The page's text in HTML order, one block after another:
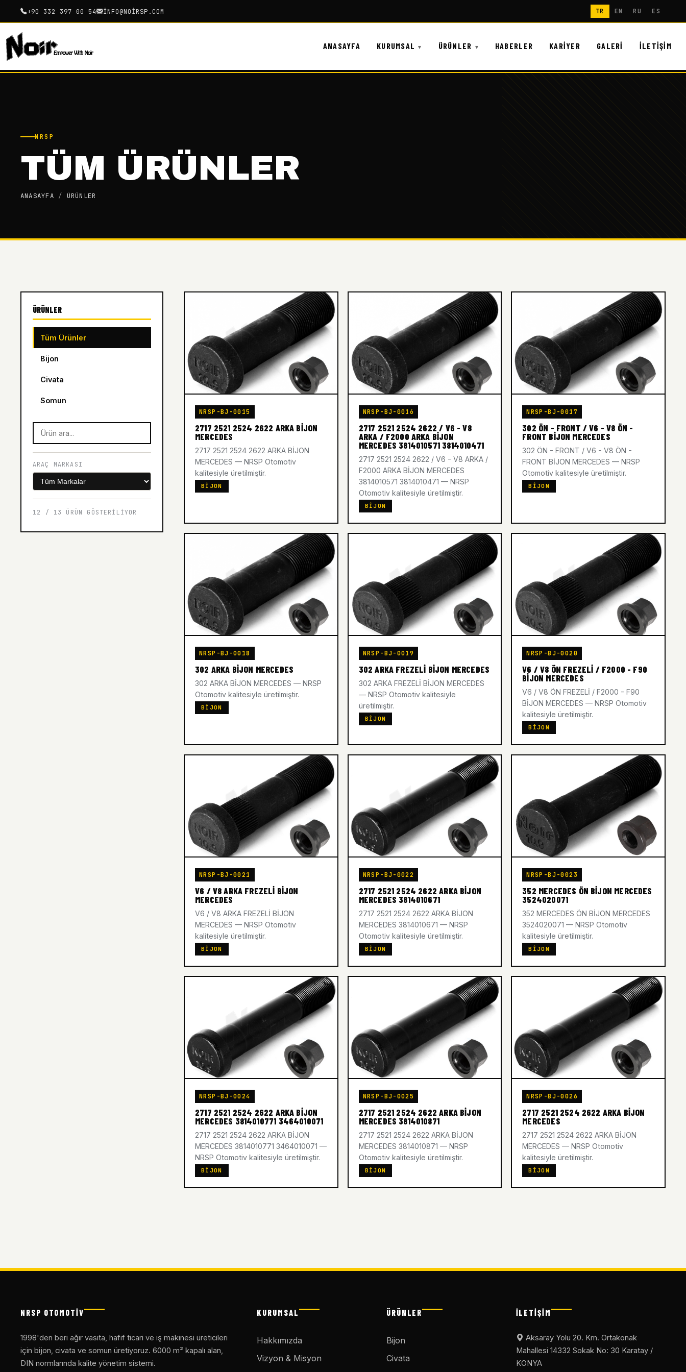
+90 332 397 00 54 INFO@NOIRSP.COM TR EN RU ES
ANASAYFA KURUMSAL ÜRÜNLER HABERLER KARIYER GALERI İLETIŞIM
NRSP
TÜM ÜRÜNLER
ANASAYFA / ÜRÜNLER
ÜRÜNLER
Tüm Ürünler
Bijon
Civata
Somun
ARAÇ MARKASI
12 / 13 ÜRÜN GÖSTERILIYOR
NRSP-BJ-0015
2717 2521 2524 2622 ARKA BİJON
MERCEDES
2717 2521 2524 2622 ARKA BİJON
MERCEDES — NRSP Otomotiv
kalitesiyle üretilmiştir.
BIJON
NRSP-BJ-0016
2717 2521 2524 2622 / V6 - V8
ARKA / F2000 ARKA BİJON
MERCEDES 3814010571 3814010471
2717 2521 2524 2622 / V6 - V8 ARKA /
F2000 ARKA BİJON MERCEDES
3814010571 3814010471 — NRSP
Otomotiv kalitesiyle üretilmiştir.
BIJON
NRSP-BJ-0017
302 ÖN - FRONT / V6 - V8 ÖN -
FRONT BİJON MERCEDES
302 ÖN - FRONT / V6 - V8 ÖN -
FRONT BİJON MERCEDES — NRSP
Otomotiv kalitesiyle üretilmiştir.
BIJON
NRSP-BJ-0018
302 ARKA BİJON MERCEDES
302 ARKA BİJON MERCEDES — NRSP
Otomotiv kalitesiyle üretilmiştir.
BIJON
NRSP-BJ-0019
302 ARKA FREZELİ BİJON MERCEDES
302 ARKA FREZELİ BİJON MERCEDES
— NRSP Otomotiv kalitesiyle
üretilmiştir.
BIJON
NRSP-BJ-0020
V6 / V8 ÖN FREZELİ / F2000 - F90
BİJON MERCEDES
V6 / V8 ÖN FREZELİ / F2000 - F90
BİJON MERCEDES — NRSP Otomotiv
kalitesiyle üretilmiştir.
BIJON
NRSP-BJ-0021
V6 / V8 ARKA FREZELİ BİJON
MERCEDES
V6 / V8 ARKA FREZELİ BİJON
MERCEDES — NRSP Otomotiv
kalitesiyle üretilmiştir.
BIJON
NRSP-BJ-0022
2717 2521 2524 2622 ARKA BİJON
MERCEDES 3814010671
2717 2521 2524 2622 ARKA BİJON
MERCEDES 3814010671 — NRSP
Otomotiv kalitesiyle üretilmiştir.
BIJON
NRSP-BJ-0023
352 MERCEDES ÖN BİJON MERCEDES
3524020071
352 MERCEDES ÖN BİJON MERCEDES
3524020071 — NRSP Otomotiv
kalitesiyle üretilmiştir.
BIJON
NRSP-BJ-0024
2717 2521 2524 2622 ARKA BİJON
MERCEDES 3814010771 3464010071
2717 2521 2524 2622 ARKA BİJON
MERCEDES 3814010771 3464010071 —
NRSP Otomotiv kalitesiyle üretilmiştir.
BIJON
NRSP-BJ-0025
2717 2521 2524 2622 ARKA BİJON
MERCEDES 3814010871
2717 2521 2524 2622 ARKA BİJON
MERCEDES 3814010871 — NRSP
Otomotiv kalitesiyle üretilmiştir.
BIJON
NRSP-BJ-0026
2717 2521 2524 2622 ARKA BİJON
MERCEDES
2717 2521 2524 2622 ARKA BİJON
MERCEDES — NRSP Otomotiv
kalitesiyle üretilmiştir.
BIJON
NRSP OTOMOTİV
1998'den beri ağır vasıta, hafif ticari ve iş makinesi üreticileri
için bijon, civata ve somun üretiyoruz. 6000 m² kapalı alan,
DIN normlarında kalite yönetim sistemi.
KURUMSAL
Hakkımızda
Vizyon & Misyon
ÜRÜNLER
Bijon
Civata
İLETIŞIM
Aksaray Yolu 20. Km. Ortakonak
Mahallesi 14332 Sokak No: 30 Karatay /
KONYA